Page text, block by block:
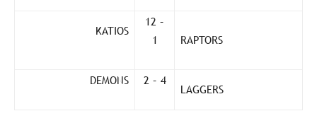
KATIOS
12 –
1
RAPTORS
DEMONS 2 – 4
LAGGERS